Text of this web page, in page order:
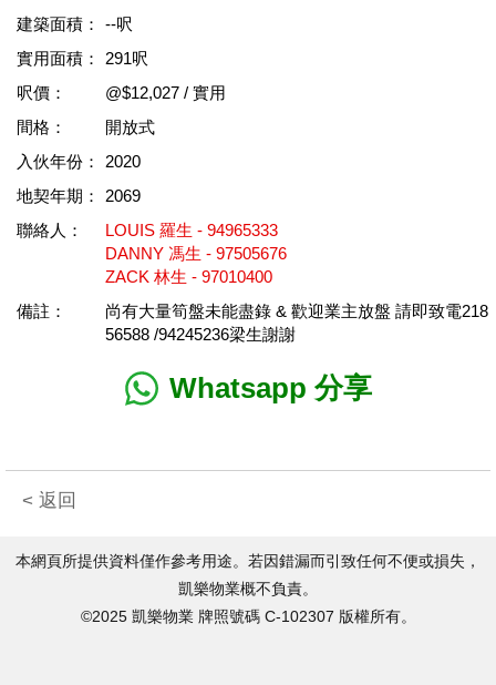
建築面積：
--呎
實用面積：
291呎
呎價：
@$12,027 / 實用
間格：
開放式
入伙年份：
2020
地契年期：
2069
聯絡人：
LOUIS 羅生 - 94965333
DANNY 馮生 - 97505676
ZACK 林生 - 97010400
備註：
尚有大量筍盤未能盡錄 & 歡迎業主放盤 請即致電218
56588 /94245236梁生謝謝
Whatsapp 分享
< 返回
本網頁所提供資料僅作參考用途。若因錯漏而引致任何不便或損失，
凱樂物業概不負責。
©2025 凱樂物業 牌照號碼 C-102307 版權所有。